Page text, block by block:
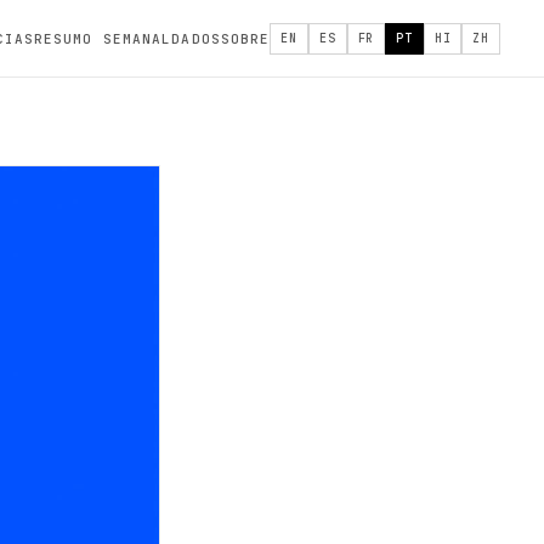
RESUMO SEMANALDADOS SOBRE EN ES FR PT HI ZH